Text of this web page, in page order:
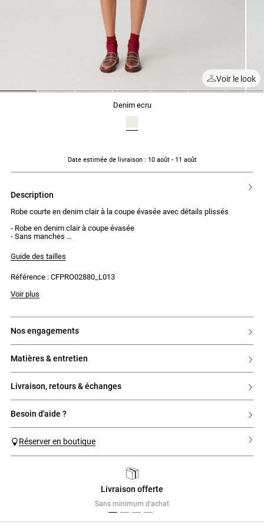
Voir le look
denim ecru
Date estimée de livraison: 10 août - 11 août
description
Robe courte en denim clair à la coupe évasée avec détails plissés
- Robe en denim clair à coupe évasée
- Sans manches
- Patte de boutonnage avec 4 boutons jean à l'avant
- Couture à la taille
Guide des tailles
Référence : CFPRO02880_L013
Voir plus
nos engagements
matières & entretien
livraison, retours & échanges
besoin d'aide ?
Réserver en boutique
Livraison offerte
Sans minimum d'achat